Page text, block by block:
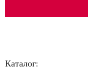
Каталог: